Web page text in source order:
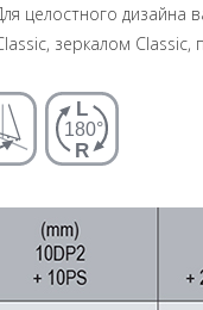
целостного
зеркалом Classic,